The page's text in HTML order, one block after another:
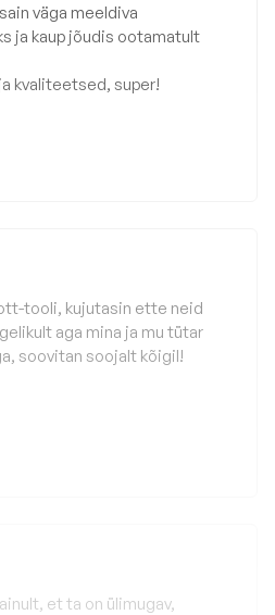
väga meeldiva
ja kaup jõudis ootamatult
kvaliteetsed, super!
tooli, kujutasin ette neid
aga mina ja mu tütar
soovitan soojalt kõigil!
et ta on ülimugav,